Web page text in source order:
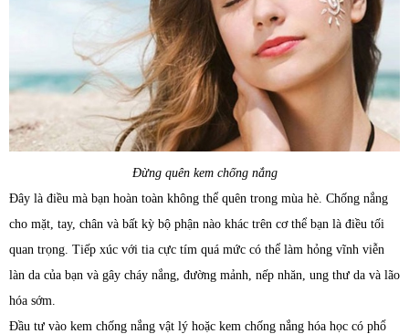
Đừng quên kem chống nắng
Đây là điều mà bạn hoàn toàn không thể quên trong mùa hè. Chống nắng
cho mặt, tay, chân và bất kỳ bộ phận nào khác trên cơ thể bạn là điều tối
quan trọng. Tiếp xúc với tia cực tím quá mức có thể làm hỏng vĩnh viễn
làn da của bạn và gây cháy nắng, đường mảnh, nếp nhăn, ung thư da và lão
hóa sớm.
Đầu tư vào kem chống nắng vật lý hoặc kem chống nắng hóa học có phổ